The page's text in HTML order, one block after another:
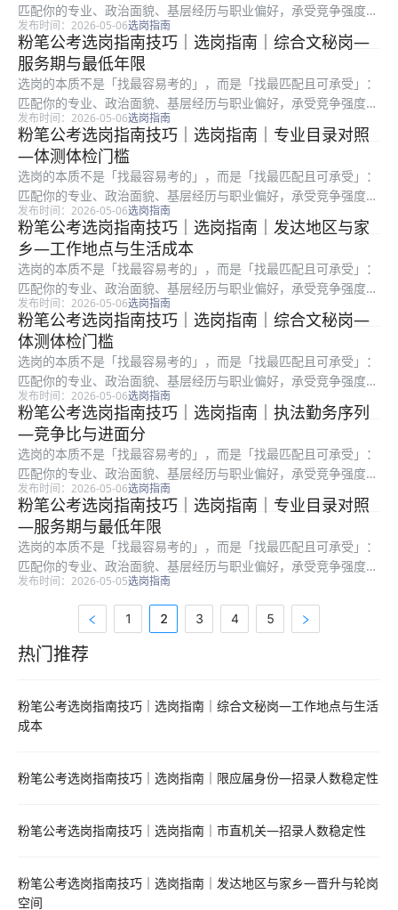
匹配你的专业、政治面貌、基层经历与职业偏好，承受竞争强度、
地域成本与岗位强度。很多考生只看招录人数或粗看竞争比，却忽
略备注栏、服务期、最低服务年限、是否需要加试专业科目等硬条
件。阈值...
发布时间：2026-05-06选岗指南
粉笔公考选岗指南技巧｜选岗指南｜综合文秘岗—
服务期与最低年限
选岗的本质不是「找最容易考的」，而是「找最匹配且可承受」：
匹配你的专业、政治面貌、基层经历与职业偏好，承受竞争强度、
地域成本与岗位强度。很多考生只看招录人数或粗看竞争比，却忽
略备注栏、服务期、最低服务年限、是否需要加试专业科目等硬条
件。官方...
发布时间：2026-05-06选岗指南
粉笔公考选岗指南技巧｜选岗指南｜专业目录对照
—体测体检门槛
选岗的本质不是「找最容易考的」，而是「找最匹配且可承受」：
匹配你的专业、政治面貌、基层经历与职业偏好，承受竞争强度、
地域成本与岗位强度。很多考生只看招录人数或粗看竞争比，却忽
略备注栏、服务期、最低服务年限、是否需要加试专业科目等硬条
件。套卷...
发布时间：2026-05-06选岗指南
粉笔公考选岗指南技巧｜选岗指南｜发达地区与家
乡—工作地点与生活成本
选岗的本质不是「找最容易考的」，而是「找最匹配且可承受」：
匹配你的专业、政治面貌、基层经历与职业偏好，承受竞争强度、
地域成本与岗位强度。很多考生只看招录人数或粗看竞争比，却忽
略备注栏、服务期、最低服务年限、是否需要加试专业科目等硬条
件。弱项...
发布时间：2026-05-06选岗指南
粉笔公考选岗指南技巧｜选岗指南｜综合文秘岗—
体测体检门槛
选岗的本质不是「找最容易考的」，而是「找最匹配且可承受」：
匹配你的专业、政治面貌、基层经历与职业偏好，承受竞争强度、
地域成本与岗位强度。很多考生只看招录人数或粗看竞争比，却忽
略备注栏、服务期、最低服务年限、是否需要加试专业科目等硬条
件。公告...
发布时间：2026-05-06选岗指南
粉笔公考选岗指南技巧｜选岗指南｜执法勤务序列
—竞争比与进面分
选岗的本质不是「找最容易考的」，而是「找最匹配且可承受」：
匹配你的专业、政治面貌、基层经历与职业偏好，承受竞争强度、
地域成本与岗位强度。很多考生只看招录人数或粗看竞争比，却忽
略备注栏、服务期、最低服务年限、是否需要加试专业科目等硬条
件。套卷...
发布时间：2026-05-06选岗指南
粉笔公考选岗指南技巧｜选岗指南｜专业目录对照
—服务期与最低年限
选岗的本质不是「找最容易考的」，而是「找最匹配且可承受」：
匹配你的专业、政治面貌、基层经历与职业偏好，承受竞争强度、
地域成本与岗位强度。很多考生只看招录人数或粗看竞争比，却忽
略备注栏、服务期、最低服务年限、是否需要加试专业科目等硬条
发布时间：2026-05-05选岗指南
1 2 3 4 5
热门推荐资料
热门推荐
粉笔公考选岗指南技巧｜选岗指南｜综合文秘岗—工作地点与生活
成本
粉笔公考选岗指南技巧｜选岗指南｜限应届身份—招录人数稳定性
粉笔公考选岗指南技巧｜选岗指南｜市直机关—招录人数稳定性
粉笔公考选岗指南技巧｜选岗指南｜发达地区与家乡—晋升与轮岗
空间